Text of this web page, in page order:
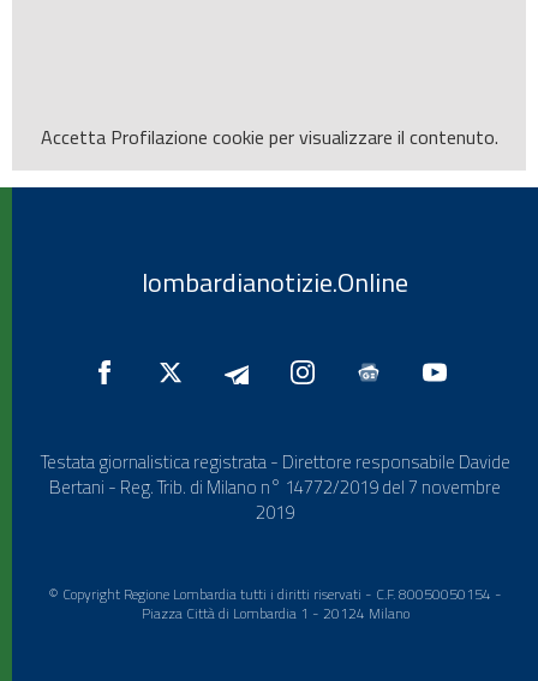
Accetta Profilazione cookie per visualizzare il contenuto.
lombardianotizie.Online
Testata giornalistica registrata - Direttore responsabile Davide
Bertani - Reg. Trib. di Milano n° 14772/2019 del 7 novembre
2019
© Copyright Regione Lombardia tutti i diritti riservati - C.F. 80050050154 -
Piazza Città di Lombardia 1 - 20124 Milano